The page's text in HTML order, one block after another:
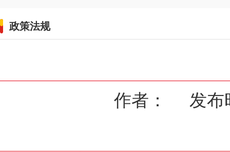
政策法规
作者： 发布